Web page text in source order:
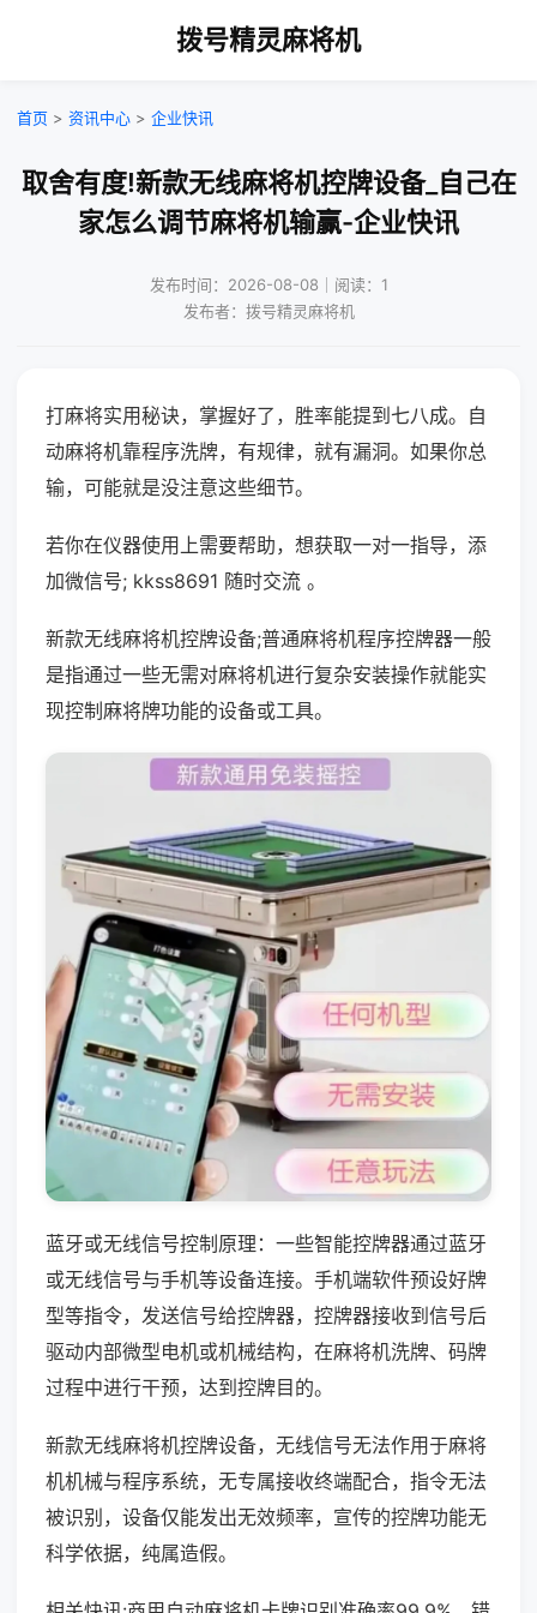
拨号精灵麻将机
首页 > 资讯中心 > 企业快讯
取舍有度!新款无线麻将机控牌设备_自己在
家怎么调节麻将机输赢-企业快讯
发布时间：2026-08-08｜阅读：1
发布者：拨号精灵麻将机
打麻将实用秘诀，掌握好了，胜率能提到七八成。自
动麻将机靠程序洗牌，有规律，就有漏洞。如果你总
输，可能就是没注意这些细节。
若你在仪器使用上需要帮助，想获取一对一指导，添
加微信号; kkss8691 随时交流 。
新款无线麻将机控牌设备;普通麻将机程序控牌器一般
是指通过一些无需对麻将机进行复杂安装操作就能实
现控制麻将牌功能的设备或工具。
蓝牙或无线信号控制原理：一些智能控牌器通过蓝牙
或无线信号与手机等设备连接。手机端软件预设好牌
型等指令，发送信号给控牌器，控牌器接收到信号后
驱动内部微型电机或机械结构，在麻将机洗牌、码牌
过程中进行干预，达到控牌目的。
新款无线麻将机控牌设备，无线信号无法作用于麻将
机机械与程序系统，无专属接收终端配合，指令无法
被识别，设备仅能发出无效频率，宣传的控牌功能无
科学依据，纯属造假。